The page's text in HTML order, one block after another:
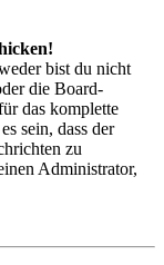
bist du nicht
die Board-
das komplette
sein, dass der
zu
Administrator,